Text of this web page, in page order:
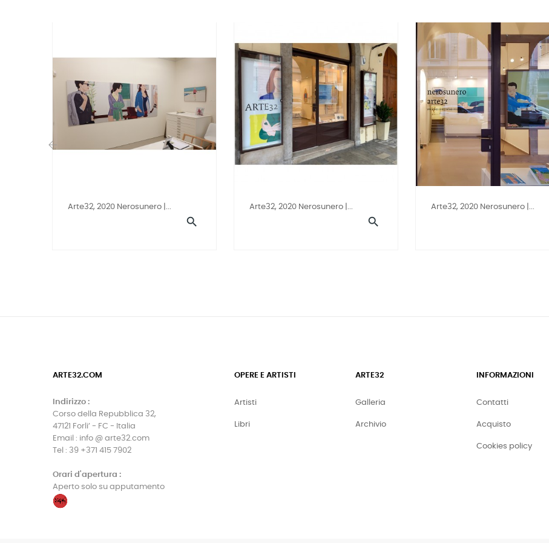
Arte32, 2020 Nerosunero |...

Arte32, 2020 Nerosunero |...

Arte32, 2020 Nerosunero |...
ARTE32.COM
Indirizzo :
Corso della Repubblica 32,
47121 Forli’ - FC - Italia
Email : info @ arte32.com
Tel : 39 +371 415 7902
Orari d'apertura :
Aperto solo su apputamento
OPERE E ARTISTI
Artisti
Libri
ARTE32
Galleria
Archivio
INFORMAZIONI
Contatti
Acquisto
Cookies policy